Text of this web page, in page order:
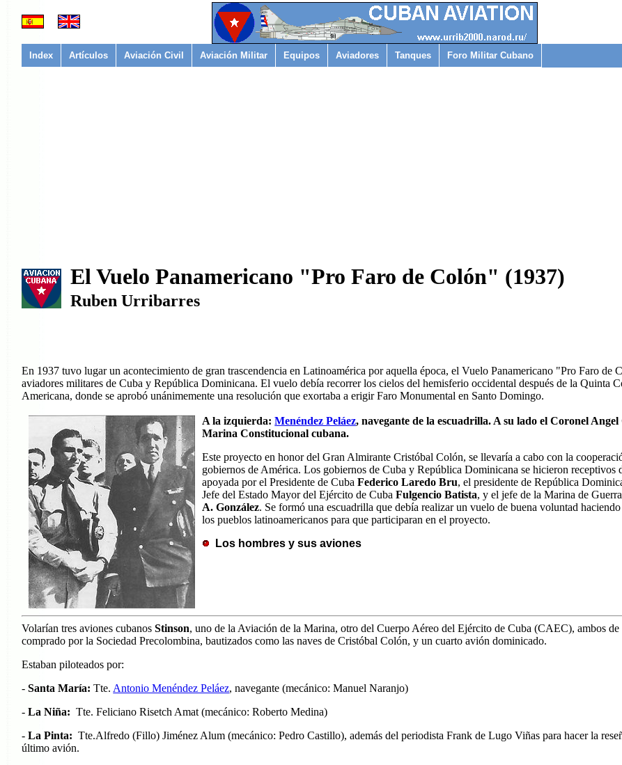
Index Artículos Aviación Civil Aviación Militar Equipos Aviadores Tanques Foro Militar Cubano
El Vuelo Panamericano "Pro Faro de Colón" (1937)
Ruben Urribarres
En 1937 tuvo lugar un acontecimiento de gran trascendencia en Latinoamérica por aquella época, el Vuelo Panamericano "Pro Faro de
aviadores militares de Cuba y República Dominicana. El vuelo debía recorrer los cielos del hemisferio occidental después de la Quinta
Americana, donde se aprobó unánimemente una resolución que exortaba a erigir Faro Monumental en Santo Domingo.
A la izquierda:Menéndez Peláez, navegante de la escuadrilla. A su lado el Coronel Angel
Marina Constitucional cubana.
Este proyecto en honor del Gran Almirante Cristóbal Colón, se llevaría a cabo con la
gobiernos de América. Los gobiernos de Cuba y República Dominicana se hicieron receptivos
apoyada por el Presidente de CubaFederico Laredo Bru, el presidente de República
Jefe del Estado Mayor del Ejército de CubaFulgencio Batista, y el jefe de la Marina de
A. González. Se formó una escuadrilla que debía realizar un vuelo de buena voluntad
los pueblos latinoamericanos para que participaran en el proyecto.
Los hombres y sus aviones
Volarían tres aviones cubanosStinson, uno de la Aviación de la Marina, otro del Cuerpo Aéreo del Ejército de Cuba (CAEC), ambos de
comprado por la Sociedad Precolombina, bautizados como las naves de Cristóbal Colón, y un cuarto avión dominicado.
Estaban piloteados por:
-Santa María: Tte. Antonio Menéndez Peláez, navegante (mecánico: Manuel Naranjo)
-La Niña: Tte. Feliciano Risetch Amat (mecánico: Roberto Medina)
-La Pinta: Tte.Alfredo (Fillo) Jiménez Alum (mecánico: Pedro Castillo), además del periodista Frank de Lugo Viñas para hacer la
último avión.